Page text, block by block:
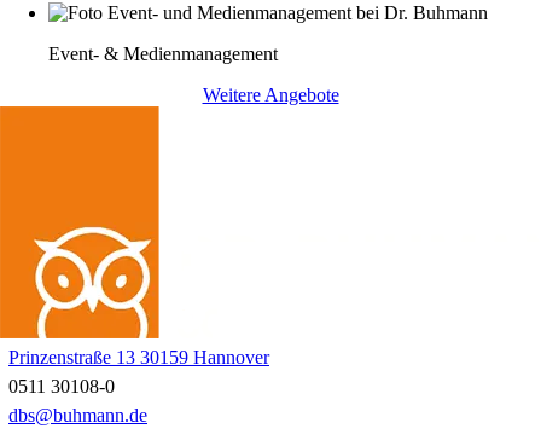
Event- & Medienmanagement
Weitere Angebote
Prinzenstraße 13 30159 Hannover
0511 30108-0
dbs@buhmann.de